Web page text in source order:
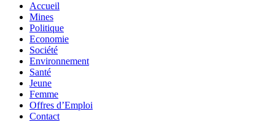
Accueil
Mines
Politique
Economie
Société
Environnement
Santé
Jeune
Femme
Offres d’Emploi
Contact